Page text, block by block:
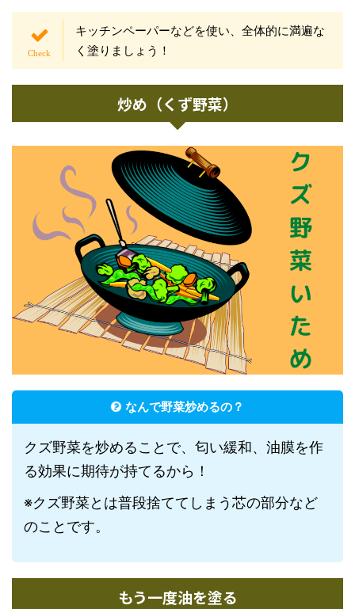
キッチンペーパーなどを使い、全体的に満遍な
く塗りましょう！
炒め（くず野菜）
なんで野菜炒めるの？
クズ野菜を炒めることで、匂い緩和、油膜を作
る効果に期待が持てるから！
※クズ野菜とは普段捨ててしまう芯の部分など
のことです。
もう一度油を塗る